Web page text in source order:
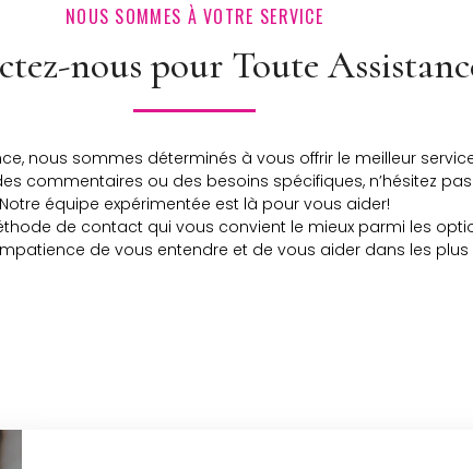
NOUS SOMMES À VOTRE SERVICE
nous pour Toute
nous sommes déterminés à vous offrir le meilleur
commentaires ou des besoins spécifiques, n’hésitez
Notre équipe expérimentée est là pour vous aider!
de contact qui vous convient le mieux parmi les
de vous entendre et de vous aider dans les plus